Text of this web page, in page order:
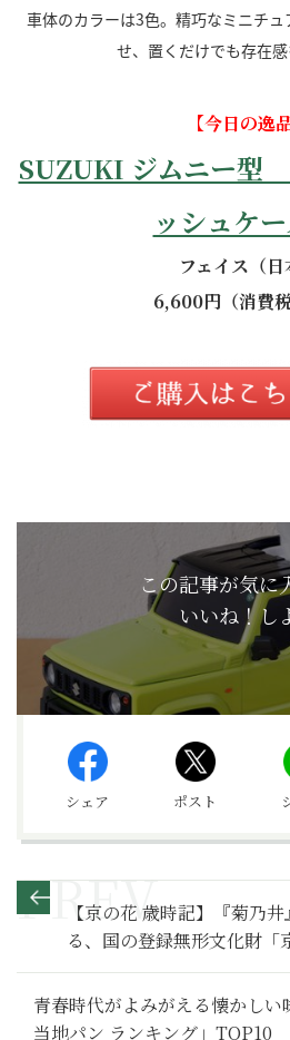
車体のカラーは3色。精巧なミニチ
せ、置くだけでも存在感
【今日の逸品
SUZUKI ジムニー型
ッシュケ
フェイス（日
6,600円（消費税
この記事が気に
いいね！し
シェア ポスト
【京の花 歳時記】『菊乃
る、国の登録無形文化財「
｜文月の檜扇と苦心の生う
青春時代がよみがえる懐かしい
当地パン ランキング」TOP10